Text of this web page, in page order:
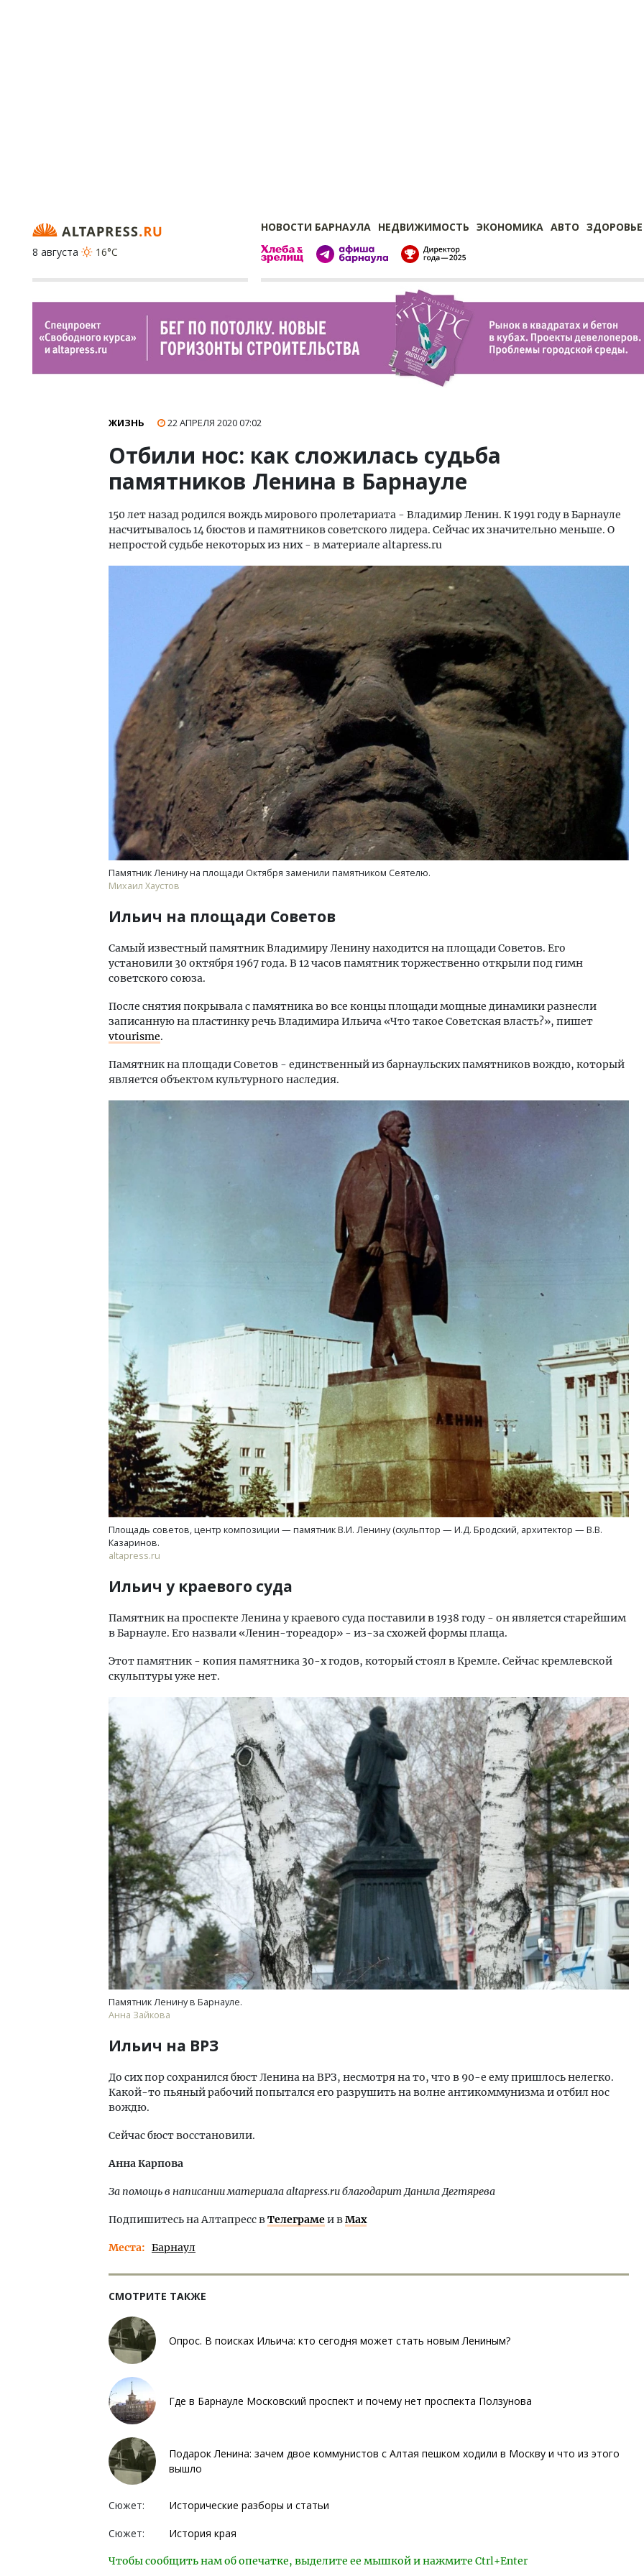
НОВОСТИ БАРНАУЛА НЕДВИЖИМОСТЬ ЭКОНОМИКА АВТО ЗДОРОВЬЕ
8 августа
16°C
ЖИЗНЬ 22 АПРЕЛЯ 202007:02
Отбили нос: как сложилась судьба
памятников Ленина в Барнауле
150 лет назад родился вождь мирового пролетариата - Владимир Ленин. К 1991 году в Барнауле
насчитывалось 14 бюстов и памятников советского лидера. Сейчас их значительно меньше. О
непростой судьбе некоторых из них - в материале altapress.ru
Памятник Ленину на площади Октября заменили памятником Сеятелю.
Михаил Хаустов
Ильич на площади Советов
Самый известный памятник Владимиру Ленину находится на площади Советов. Его
установили 30 октября 1967 года. В 12 часов памятник торжественно открыли под гимн
советского союза.
После снятия покрывала с памятника во все концы площади мощные динамики разнесли
записанную на пластинку речь Владимира Ильича «Что такое Советская власть?», пишет
vtourisme.
Памятник на площади Советов - единственный из барнаульских памятников вождю, который
является объектом культурного наследия.
Площадь советов, центр композиции — памятник В.И. Ленину (скульптор — И.Д. Бродский, архитектор — В.В.
Казаринов.
altapress.ru
Ильич у краевого суда
Памятник на проспекте Ленина у краевого суда поставили в 1938 году - он является старейшим
в Барнауле. Его назвали «Ленин-тореадор» - из-за схожей формы плаща.
Этот памятник - копия памятника 30-х годов, который стоял в Кремле. Сейчас кремлевской
скульптуры уже нет.
Памятник Ленину в Барнауле.
Анна Зайкова
Ильич на ВРЗ
До сих пор сохранился бюст Ленина на ВРЗ, несмотря на то, что в 90-е ему пришлось нелегко.
Какой-то пьяный рабочий попытался его разрушить на волне антикоммунизма и отбил нос
вождю.
Сейчас бюст восстановили.
Анна Карпова
За помощь в написании материалаaltapress.ruблагодарит Данила Дегтярева
Подпишитесь на Алтапресс вТелеграмеи вMax
Места Барнаул
СМОТРИТЕ ТАКЖЕ
Опрос. В поисках Ильича: кто сегодня может стать новым Лениным?
Где в Барнауле Московский проспект и почему нет проспекта Ползунова
Подарок Ленина: зачем двое коммунистов с Алтая пешком ходили в Москву и что из этого
вышло
Сюжет: Исторические разборы и статьи
Сюжет: История края
Чтобы сообщить нам об опечатке, выделите ее мышкой и нажмите Ctrl+Enter
Архитектурный код начинается с
земли. Мощение крупноформатными
плитами становится новым
стандартом благоустройства
СТРОИТЕЛЬСТВО
Ищем новые берега. Гендиректор
«Жилищной инициативы» Юрий
Гатилов — о том, как девелоперу
оставаться на плаву, когда рынок
штормит
СТРОИТЕЛЬСТВО
Смелость архитектурных
Генеральный директор
ЗИАС — об эстетике
трендах в фасадах и
СТРОИТЕЛЬСТВО